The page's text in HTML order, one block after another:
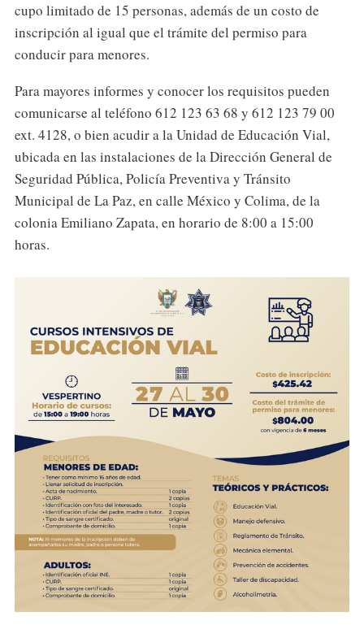
cupo limitado de 15 personas, además de un costo de
inscripción al igual que el trámite del permiso para
conducir para menores.
Para mayores informes y conocer los requisitos pueden
comunicarse al teléfono 612 123 63 68 y 612 123 79 00
ext. 4128, o bien acudir a la Unidad de Educación Vial,
ubicada en las instalaciones de la Dirección General de
Seguridad Pública, Policía Preventiva y Tránsito
Municipal de La Paz, en calle México y Colima, de la
colonia Emiliano Zapata, en horario de 8:00 a 15:00
horas.